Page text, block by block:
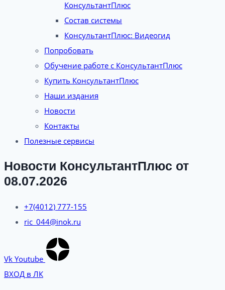
КонсультантПлюс
Состав системы
КонсультантПлюс: Видеогид
Попробовать
Обучение работе с КонсультантПлюс
Купить КонсультантПлюс
Наши издания
Новости
Контакты
Полезные сервисы
Новости КонсультантПлюс от
08.07.2026
+7(4012) 777-155
ric_044@inok.ru
Vk Youtube
ВХОД в ЛК